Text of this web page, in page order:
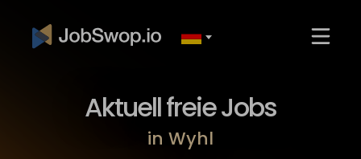
Aktuell freie Jobs
in Wyhl